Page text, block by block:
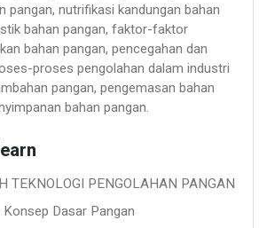
pangan, nutrifikasi kandungan bahan
bahan pangan, faktor-faktor
bahan pangan, pencegahan dan
proses pengolahan dalam industri
pangan, pengemasan bahan
bahan pangan.
TEKNOLOGI PENGOLAHAN PANGAN
Dasar Pangan